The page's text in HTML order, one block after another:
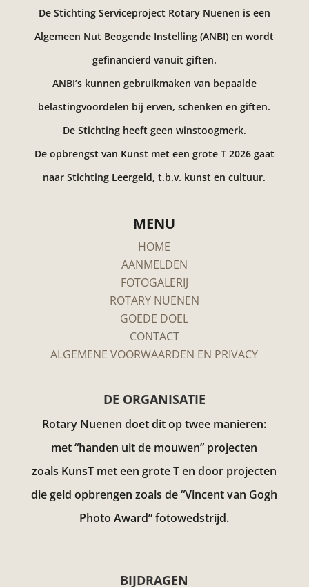
De Stichting Serviceproject Rotary Nuenen is een
Algemeen Nut Beogende Instelling (ANBI) en wordt
gefinancierd vanuit giften.
ANBI’s kunnen gebruikmaken van bepaalde
belastingvoordelen bij erven, schenken en giften.
De Stichting heeft geen winstoogmerk.
De opbrengst van Kunst met een grote T 2026 gaat
naar Stichting Leergeld, t.b.v. kunst en cultuur.
MENU
HOME
AANMELDEN
FOTOGALERIJ
ROTARY NUENEN
GOEDE DOEL
CONTACT
ALGEMENE VOORWAARDEN EN PRIVACY
DE ORGANISATIE
Rotary Nuenen doet dit op twee manieren:
met “handen uit de mouwen” projecten
zoals KunsT met een grote T en door projecten
die geld opbrengen zoals de “Vincent van Gogh
Photo Award” fotowedstrijd.
BIJDRAGEN